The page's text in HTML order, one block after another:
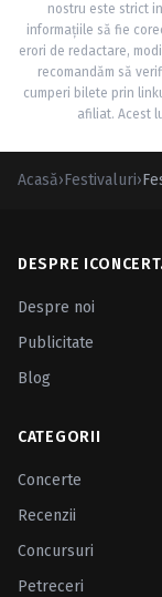
nostru este strict
informațiile să fie
erori de redactare,
recomandăm să
cumperi bilete prin
afiliat. Acest
Acasă›Festivaluri›
DESPRE
Despre noi
Publicitate
Blog
CATEGORII
Concerte
Recenzii
Concursuri
Petreceri